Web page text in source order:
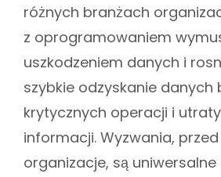
różnych branżach
z oprogramowaniem
uszkodzeniem danych i
szybkie odzyskanie danych
krytycznych operacji i
informacji. Wyzwania,
organizacje, są